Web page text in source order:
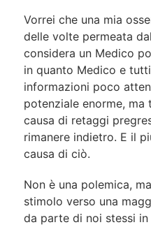
Vorrei che una mia
delle volte permeata
considera un Medico
in quanto Medico e
informazioni poco
potenziale enorme, ma
causa di retaggi
rimanere indietro. E il
causa di ciò.
Non è una polemica,
stimolo verso una
da parte di noi stessi in